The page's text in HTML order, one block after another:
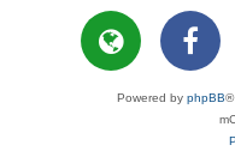
Powered by phpBB®